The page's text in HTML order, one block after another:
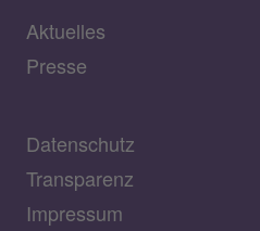
Aktuelles
Presse
Datenschutz
Transparenz
Impressum